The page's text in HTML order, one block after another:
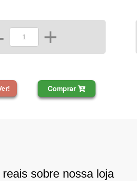
+
Comprar
sobre nossa loja